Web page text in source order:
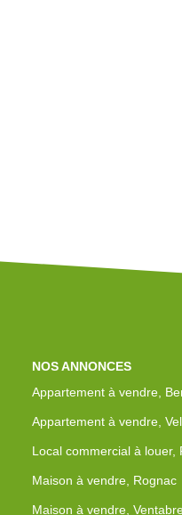
NOS ANNONCES
Appartement à vendre,
Appartement à vendre,
Local commercial à louer,
Maison à vendre, Rognac
Maison à vendre,